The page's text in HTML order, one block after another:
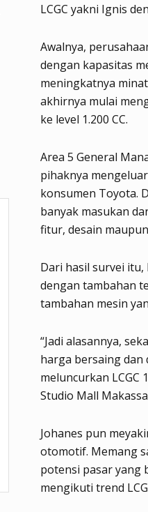
LCGC yakni Ignis
Awalnya,
dengan kapasitas
meningkatnya
akhirnya mulai
ke level 1.200 CC.
Area 5 General
pihaknya
konsumen Toyota.
banyak masukan
fitur, desain
Dari hasil survei itu,
dengan tambahan
tambahan mesin
“Jadi alasannya,
harga bersaing dan
meluncurkan LCGC
Studio Mall
Johanes pun
otomotif. Memang
potensi pasar yang
mengikuti trend